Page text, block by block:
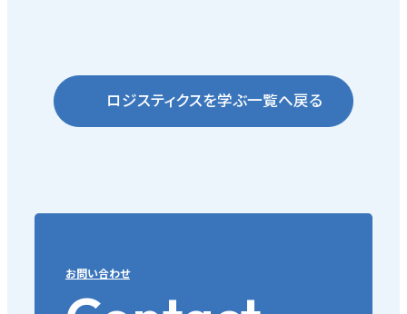
ロジスティクスを学ぶ一覧へ戻る
お問い合わせ